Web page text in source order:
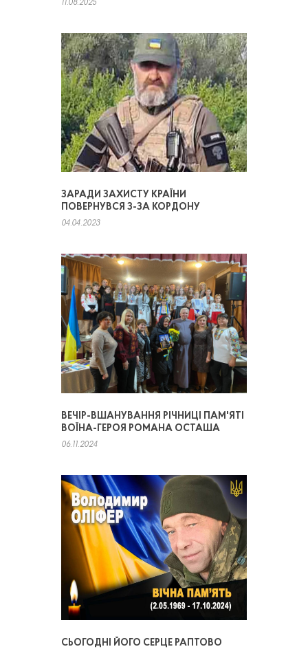
11.08.2025
ЗАРАДИ ЗАХИСТУ КРАЇНИ
ПОВЕРНУВСЯ З-ЗА КОРДОНУ
04.04.2023
ВЕЧІР-ВШАНУВАННЯ РІЧНИЦІ ПАМ'ЯТІ
ВОЇНА-ГЕРОЯ РОМАНА ОСТАША
06.11.2024
СЬОГОДНІ ЙОГО СЕРЦЕ РАПТОВО